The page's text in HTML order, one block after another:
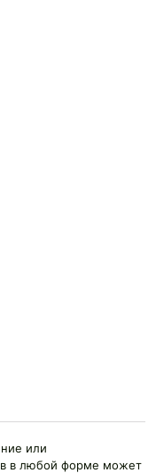
или
в любой форме может